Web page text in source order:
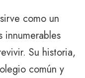
como un
Su historia,
común y